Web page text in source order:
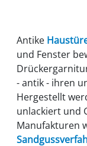
Antike
und Fenster
- antik - ihren
Hergestellt
unlackiert und
Manufakturen